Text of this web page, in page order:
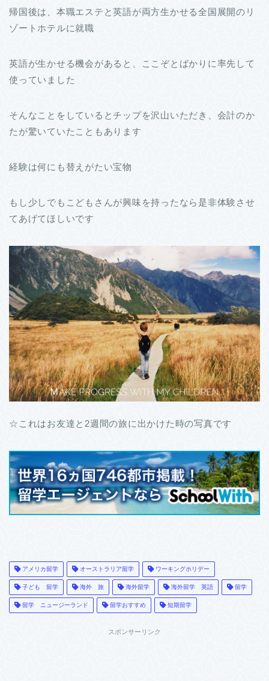
帰国後は、本職エステと英語が両方生かせる全国展開のリ
ゾートホテルに就職
英語が生かせる機会があると、ここぞとばかりに率先して
使っていました
そんなことをしているとチップを沢山いただき、会計のか
たが驚いていたこともあります
経験は何にも替えがたい宝物
もし少しでもこどもさんが興味を持ったなら是非体験させ
てあげてほしいです
☆これはお友達と2週間の旅に出かけた時の写真です
アメリカ留学 オーストラリア留学 ワーキングホリデー
子ども 留学 海外 旅 海外留学 海外留学 英語 留学
留学 ニュージーランド 留学おすすめ 短期留学
スポンサーリンク